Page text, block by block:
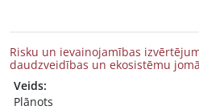
Risku un ievainojamības
daudzveidības un ekosistēmu
Veids:
Plānots